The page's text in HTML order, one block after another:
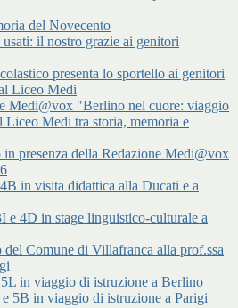
del Novecento
il nostro grazie ai genitori
presenta lo sportello ai genitori
Liceo Medi
Medi@vox "Berlino nel cuore: viaggio
Liceo Medi tra storia, memoria e
presenza della Redazione Medi@vox
in visita didattica alla Ducati e a
e 4D in stage linguistico-culturale a
del Comune di Villafranca alla prof.ssa
in viaggio di istruzione a Berlino
5B in viaggio di istruzione a Parigi